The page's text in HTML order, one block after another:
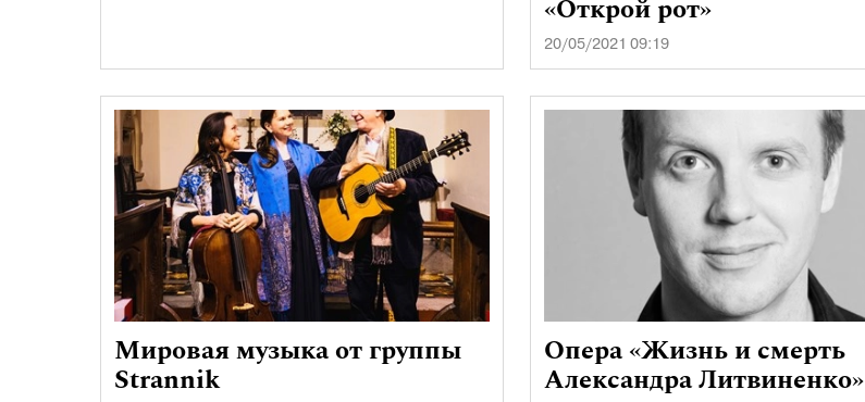
«Открой рот»
20/05/2021 09:19
Мировая музыка от группы
Strannik
Опера «Жизнь и смерть
Александра Литвиненко»